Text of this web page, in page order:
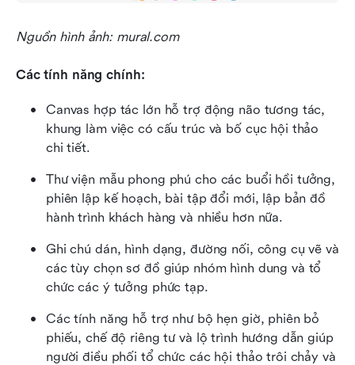
Nguồn hình ảnh: mural.com
Các tính năng chính:
Canvas hợp tác lớn hỗ trợ động não tương tác,
khung làm việc có cấu trúc và bố cục hội thảo
chi tiết.
Thư viện mẫu phong phú cho các buổi hồi tưởng,
phiên lập kế hoạch, bài tập đổi mới, lập bản đồ
hành trình khách hàng và nhiều hơn nữa.
Ghi chú dán, hình dạng, đường nối, công cụ vẽ và
các tùy chọn sơ đồ giúp nhóm hình dung và tổ
chức các ý tưởng phức tạp.
Các tính năng hỗ trợ như bộ hẹn giờ, phiên bỏ
phiếu, chế độ riêng tư và lộ trình hướng dẫn giúp
người điều phối tổ chức các hội thảo trôi chảy và